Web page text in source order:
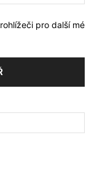
pro další mé